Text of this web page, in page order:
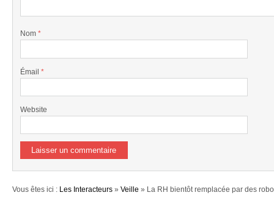
Nom *
Émail *
Website
Vous êtes ici : Les Interacteurs » Veille » La RH bientôt remplacée par des